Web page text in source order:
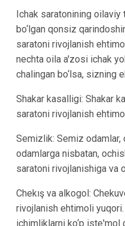
Ichak saratonining
bo‘lgan qonsiz
saratoni rivojlanish
nechta oila a'zosi ichak
chalingan bo‘lsa, sizning
Shakar kasalligi: Shakar
saratoni rivojlanish
Semizlik: Semiz odamlar,
odamlarga nisbatan,
saratoni rivojlanishiga va
Chekış va alkogol:
rivojlanish ehtimoli
ichimliklarni ko‘p